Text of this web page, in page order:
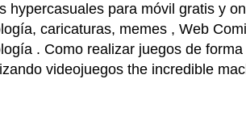
hypercasuales para móvil gratis y
caricaturas, memes , Web
. Como realizar juegos de
videojuegos the incredible